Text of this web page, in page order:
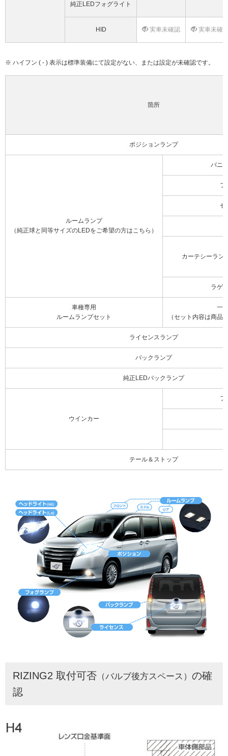
純正LEDフォグライト
HID 実車未確認 実車未確
※ ハイフン ( - ) 表示は標準装備にて設定がない、または設定が未確認です。
箇所
ポジションランプ
ルームランプ
（純正球と同等サイズのLEDをご希望の方はこちら）
バニ
フ
セ
カーテシーラン
ラゲ
車種専用
ルームランプセット
一
（セット内容は商品
ライセンスランプ
バックランプ
純正LEDバックランプ
ウインカー
フ
テール＆ストップ
RIZING2 取付可否 （バルブ後方スペース） の確
認